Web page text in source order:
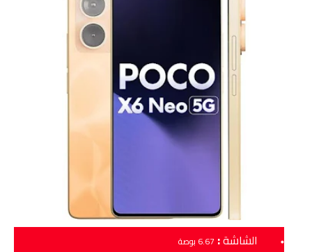
الشاشة: 6.67 بوصة